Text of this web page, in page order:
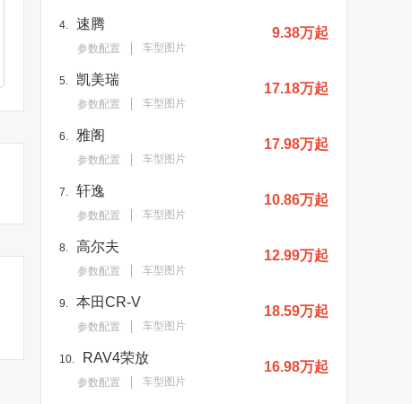
4. 速腾
参数配置 车型图片
9.38万起
5. 凯美瑞
参数配置 车型图片
17.18万起
6. 雅阁
参数配置 车型图片
17.98万起
7. 轩逸
参数配置 车型图片
10.86万起
8. 高尔夫
参数配置 车型图片
12.99万起
9. 本田CR-V
参数配置 车型图片
18.59万起
10. RAV4荣放
参数配置 车型图片
16.98万起